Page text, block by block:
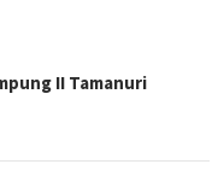
II Tamanuri